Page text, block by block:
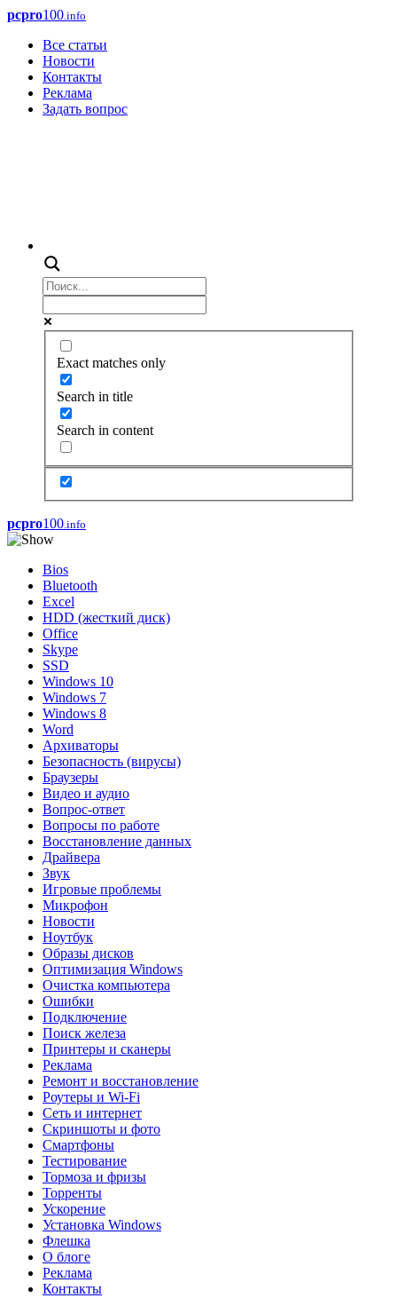
pcpro100.info
Все статьи
Новости
Контакты
Реклама
Задать вопрос
Exact matches only
Search in title
Search in content
pcpro100.info
Bios
Bluetooth
Excel
HDD (жесткий диск)
Office
Skype
SSD
Windows 10
Windows 7
Windows 8
Word
Архиваторы
Безопасность (вирусы)
Браузеры
Видео и аудио
Вопрос-ответ
Вопросы по работе
Восстановление данных
Драйвера
Звук
Игровые проблемы
Микрофон
Новости
Ноутбук
Образы дисков
Оптимизация Windows
Очистка компьютера
Ошибки
Подключение
Поиск железа
Принтеры и сканеры
Реклама
Ремонт и восстановление
Роутеры и Wi-Fi
Сеть и интернет
Скриншоты и фото
Смартфоны
Тестирование
Тормоза и фризы
Торренты
Ускорение
Установка Windows
Флешка
О блоге
Реклама
Контакты